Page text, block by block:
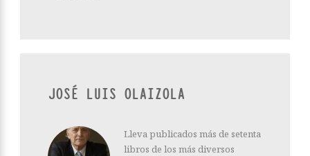
JOSÉ LUIS OLAIZOLA
Lleva publicados más de setenta
libros de los más diversos